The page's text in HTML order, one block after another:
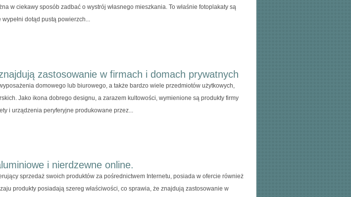
w ciekawy sposób zadbać o wystrój własnego mieszkania. To właśnie fotoplakaty są
dotąd pustą powierzch...
zastosowanie w firmach i domach prywatnych
domowego lub biurowego, a także bardzo wiele przedmiotów użytkowych,
Jako ikona dobrego designu, a zarazem kultowości, wymienione są produkty firmy
i urządzenia peryferyjne produkowane przez...
i nierdzewne online.
sprzedaż swoich produktów za pośrednictwem Internetu, posiada w ofercie również
produkty posiadają szereg właściwości, co sprawia, że znajdują zastosowanie w